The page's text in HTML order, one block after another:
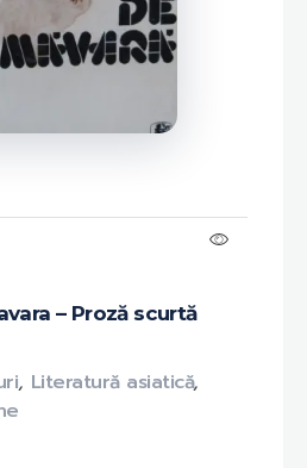
– Proză scurtă
, Literatură asiatică,